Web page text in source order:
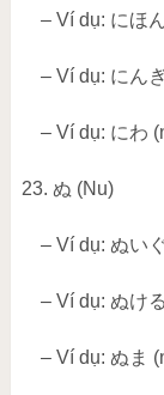
– Ví dụ: にほ
– Ví dụ: にん
– Ví dụ: にわ
23. ぬ (Nu)
– Ví dụ: ぬい
– Ví dụ: ぬける
– Ví dụ: ぬま